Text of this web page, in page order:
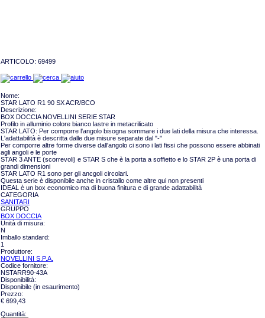
ARTICOLO: 69499
Nome:
STAR LATO R1 90 SX ACR/BCO
Descrizione:
BOX DOCCIA NOVELLINI SERIE STAR
Profilo in alluminio colore bianco lastre in metacrilicato
STAR LATO: Per comporre l'angolo bisogna sommare i due lati della misura che interessa.
L'adattabilità è descritta dalle due misure separate dal "-"
Per comporre altre forme diverse dall'angolo ci sono i lati fissi che possono essere abbinati
agli angoli e le porte
STAR 3 ANTE (scorrevoli) e STAR S che è la porta a soffietto e lo STAR 2P è una porta di
grandi dimensioni
STAR LATO R1 sono per gli ancgoli circolari.
Questa serie è disponibile anche in cristallo come altre qui non presenti
IDEAL è un box economico ma di buona finitura e di grande adattabilità
CATEGORIA
SANITARI
GRUPPO
BOX DOCCIA
Unità di misura:
N
Imballo standard:
1
Produttore:
NOVELLINI S.P.A.
Codice fornitore:
NSTARR90-43A
Disponibilità:
Disponibile (in esaurimento)
Prezzo:
€ 699,43
Quantità: